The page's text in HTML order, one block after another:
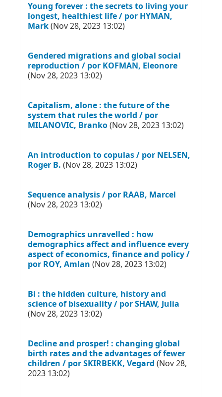
Young forever : the secrets to living your
longest, healthiest life / por HYMAN,
Mark(Nov 28, 2023 13:02)
Gendered migrations and global social
reproduction / por KOFMAN, Eleonore
(Nov 28, 2023 13:02)
Capitalism, alone : the future of the
system that rules the world / por
MILANOVIC, Branko(Nov 28, 2023 13:02)
An introduction to copulas / por NELSEN,
Roger B. (Nov 28, 2023 13:02)
Sequence analysis / por RAAB, Marcel
(Nov 28, 2023 13:02)
Demographics unravelled : how
demographics affect and influence every
aspect of economics, finance and policy /
por ROY, Amlan (Nov 28, 2023 13:02)
Bi : the hidden culture, history and
science of bisexuality / por SHAW, Julia
(Nov 28, 2023 13:02)
Decline and prosper! : changing global
birth rates and the advantages of fewer
children / por SKIRBEKK, Vegard (Nov 28,
2023 13:02)